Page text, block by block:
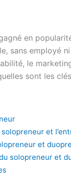
en
sans employé
le
sont les
et
et
solopreneur et